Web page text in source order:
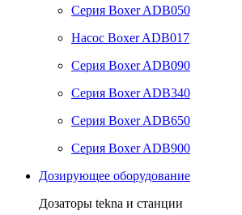
Серия Boxer ADB050
Насос Boxer ADB017
Серия Boxer ADB090
Серия Boxer ADB340
Серия Boxer ADB650
Серия Boxer ADB900
Дозирующее оборудование
Дозаторы tekna и станции